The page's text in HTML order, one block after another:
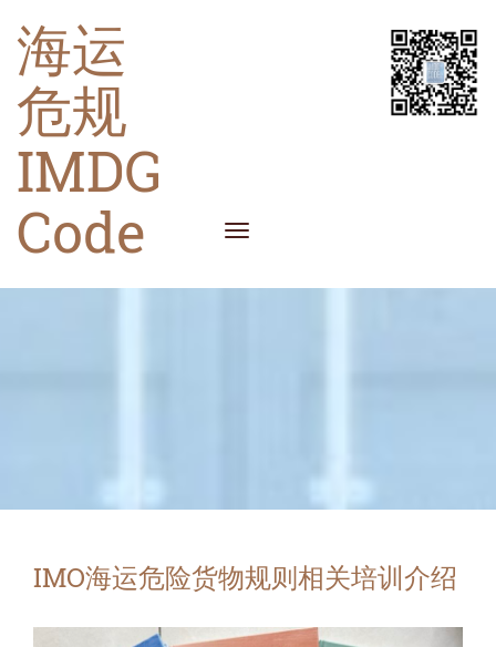
海运
危规
IMDG
Code
IMO海运危险货物规则相关培训介绍